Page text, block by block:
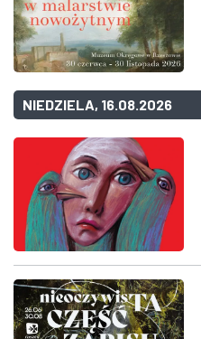
NIEDZIELA, 16.08.2026